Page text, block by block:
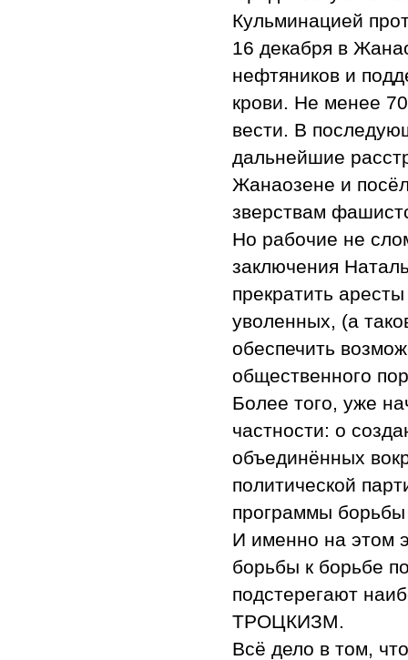
Кульминацией
16 декабря в
нефтяников и
крови. Не менее
вести. В
дальнейшие
Жанаозене и
зверствам
Но рабочие не
заключения
прекратить
уволенных, (а
обеспечить
общественного
Более того, уже
частности: о
объединённых
политической
программы борьбы
И именно на этом
борьбы к борьбе
подстерегают
ТРОЦКИЗМ.
Всё дело в том,